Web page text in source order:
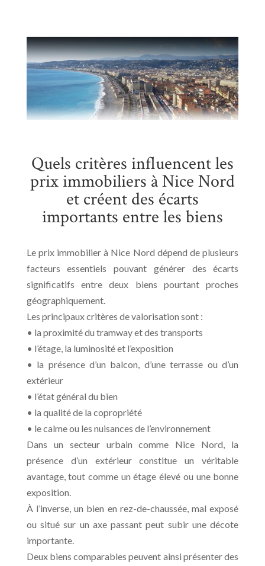
Quels critères influencent les
prix immobiliers à Nice Nord
et créent des écarts
importants entre les biens
Le prix immobilier à Nice Nord dépend de plusieurs
facteurs essentiels pouvant générer des écarts
significatifs entre deux biens pourtant proches
géographiquement.
Les principaux critères de valorisation sont :
• la proximité du tramway et des transports
• l’étage, la luminosité et l’exposition
• la présence d’un balcon, d’une terrasse ou d’un
extérieur
• l’état général du bien
• la qualité de la copropriété
• le calme ou les nuisances de l’environnement
Dans un secteur urbain comme Nice Nord, la
présence d’un extérieur constitue un véritable
avantage, tout comme un étage élevé ou une bonne
exposition.
À l’inverse, un bien en rez-de-chaussée, mal exposé
ou situé sur un axe passant peut subir une décote
importante.
Deux biens comparables peuvent ainsi présenter des